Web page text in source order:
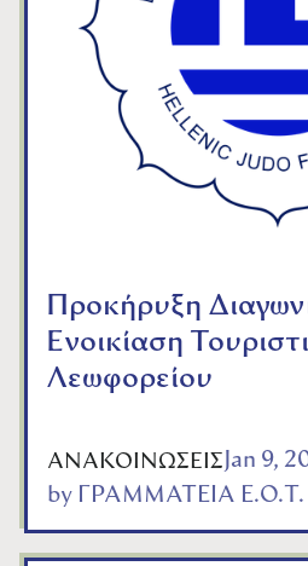
Προκήρυξη
Ενοικίαση
Λεωφορείου
ΑΝΑΚΟΙΝΩΣΕΙΣ Jan 9,
by ΓΡΑΜΜΑΤΕΙΑ Ε.Ο.Τ.